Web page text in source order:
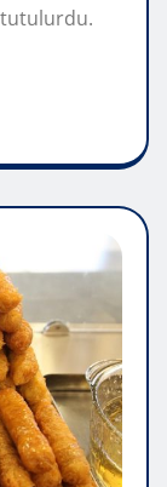
tutulurdu.